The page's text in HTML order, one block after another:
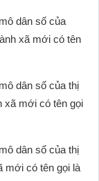
dân số của
xã mới có tên
dân số của thị
xã mới có tên gọi
dân số của thị
mới có tên gọi là